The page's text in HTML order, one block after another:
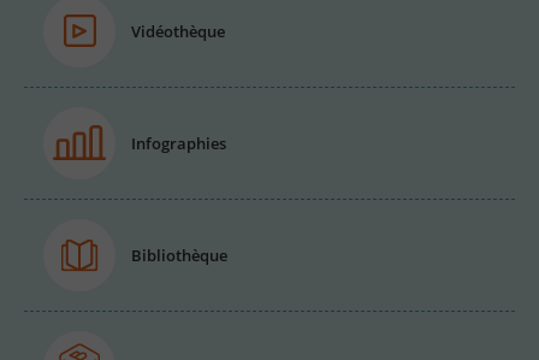
Vidéothèque
Infographies
Bibliothèque